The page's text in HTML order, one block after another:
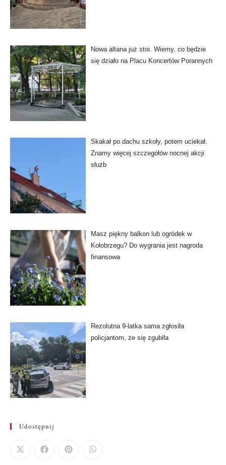
Nowa altana już stoi. Wiemy, co będzie
się działo na Placu Koncertów Porannych
Skakał po dachu szkoły, potem uciekał.
Znamy więcej szczegółów nocnej akcji
służb
Masz piękny balkon lub ogródek w
Kołobrzegu? Do wygrania jest nagroda
finansowa
Rezolutna 9-latka sama zgłosiła
policjantom, że się zgubiła
Udostępnij